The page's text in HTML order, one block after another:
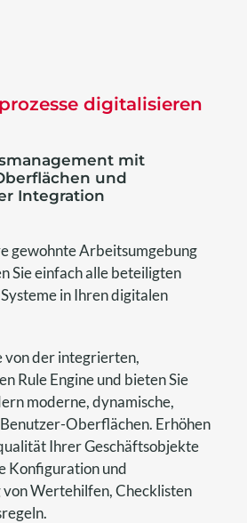
digitalisieren
mit
und
Integration
gewohnte Arbeitsumgebung
Sie einfach alle beteiligten
in Ihren digitalen
von der integrierten,
Rule Engine und bieten Sie
moderne, dynamische,
Oberflächen. Erhöhen
Ihrer Geschäftsobjekte
Konfiguration und
Wertehilfen, Checklisten